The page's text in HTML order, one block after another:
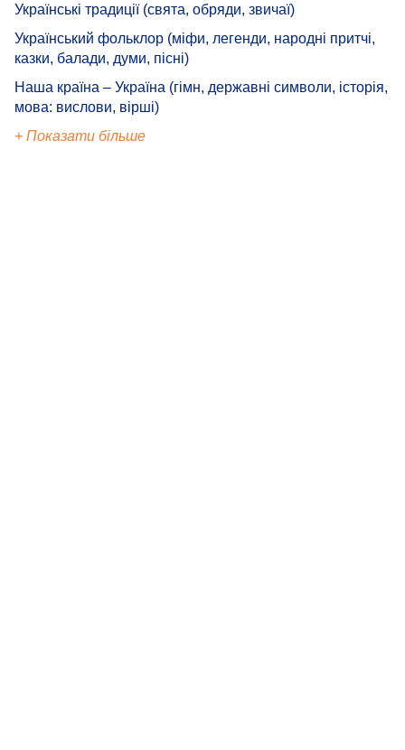
Українські традиції (свята, обряди, звичаї)
Український фольклор (міфи, легенди, народні притчі,
казки, балади, думи, пісні)
Наша країна – Україна (гімн, державні символи, історія,
мова: вислови, вірші)
+ Показати більше